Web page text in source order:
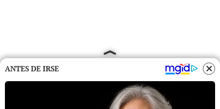
ANTES DE IRSE